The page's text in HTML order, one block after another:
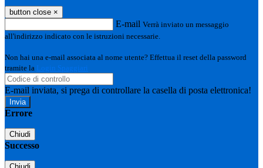
button close ×
E-mail Verrà inviato un messaggio
all'indirizzo indicato con le istruzioni necessarie.
Non hai una e-mail associata al nome utente? Effettua il reset della password
tramite la Login Spaggiari
E-mail inviata, si prega di controllare la casella di posta elettronica!
Errore
Chiudi
Successo